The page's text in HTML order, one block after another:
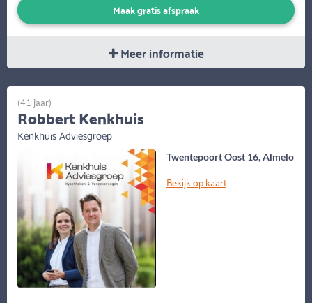
Maak gratis afspraak
Meer informatie
Twentepoort Oost 16, Almelo
Bekijk op kaart
(41 jaar)
Robbert Kenkhuis
Kenkhuis Adviesgroep